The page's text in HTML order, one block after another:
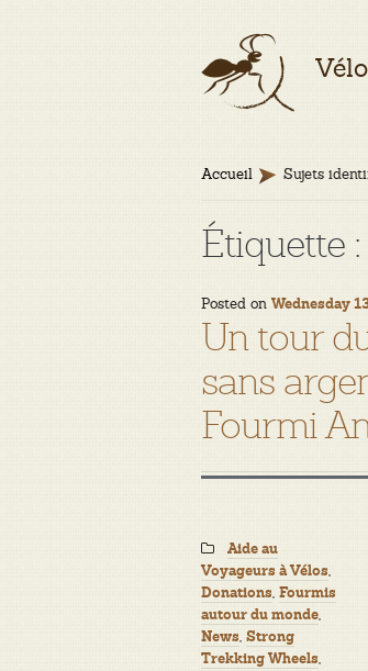
Aller
Aller
au
Accueil Sujets
Étiquette :
Posted onWednesday
Un tour
sans
Fourmi
Categories:
Aide au
Voyageurs à Vélos,
Donations,Fourmis
autour du monde,
News,Strong
Trekking Wheels,